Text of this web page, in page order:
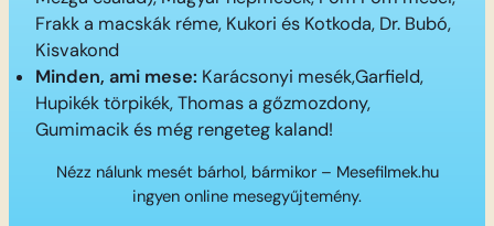
Frakk a macskák réme, Kukori és Kotkoda, Dr. Bubó,
Kisvakond
Minden, ami mese: Karácsonyi mesék,Garfield,
Hupikék törpikék, Thomas a gőzmozdony,
Gumimacik és még rengeteg kaland!
Nézz nálunk mesét bárhol, bármikor – Mesefilmek.hu
ingyen online mesegyűjtemény.